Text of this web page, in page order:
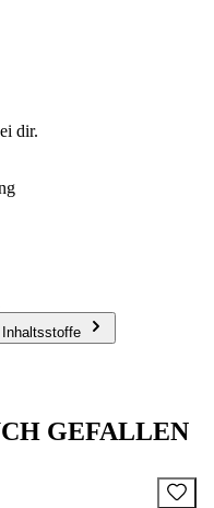
dir.
Inhaltsstoffe
GEFALLEN